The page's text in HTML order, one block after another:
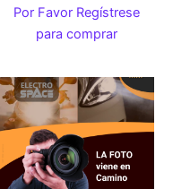
Por Favor Regístrese
para comprar